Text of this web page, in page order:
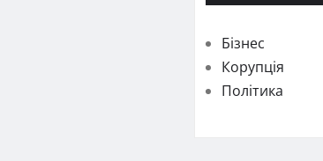
Бізнес
Корупція
Політика